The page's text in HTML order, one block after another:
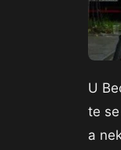
U
te
a